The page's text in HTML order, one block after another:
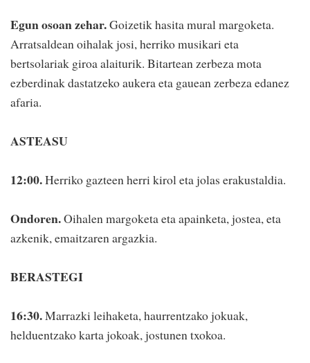
Egun osoan zehar.Goizetik hasita mural margoketa.
Arratsaldean oihalak josi, herriko musikari eta
bertsolariak giroa alaiturik. Bitartean zerbeza mota
ezberdinak dastatzeko aukera eta gauean zerbeza edanez
afaria.
ASTEASU
12:00.Herriko gazteen herri kirol eta jolas erakustaldia.
Ondoren.Oihalen margoketa eta apainketa, jostea, eta
azkenik, emaitzaren argazkia.
BERASTEGI
16:30.Marrazki leihaketa, haurrentzako jokuak,
helduentzako karta jokoak, jostunen txokoa.